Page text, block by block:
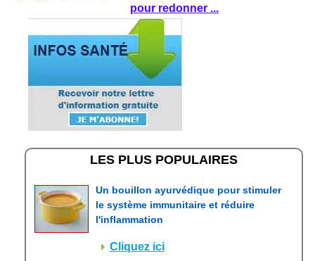
pour redonner ...
LES PLUS POPULAIRES
Un bouillon ayurvédique pour stimuler
le système immunitaire et réduire
l'inflammation
Cliquez ici